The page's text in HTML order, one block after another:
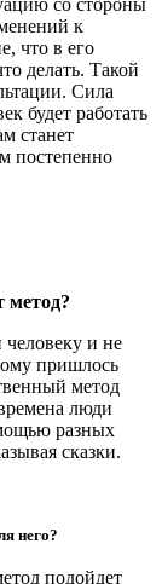
к
что в его
делать. Такой
Сила
будет работать
станет
постепенно
метод?
и не
пришлось
метод
люди
разных
сказки.
него?
подойдет